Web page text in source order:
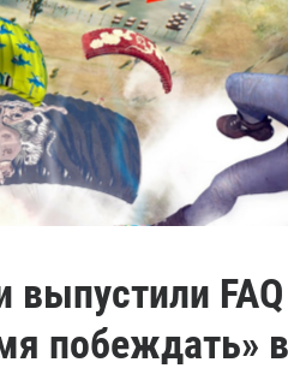
выпустили
побеждать»